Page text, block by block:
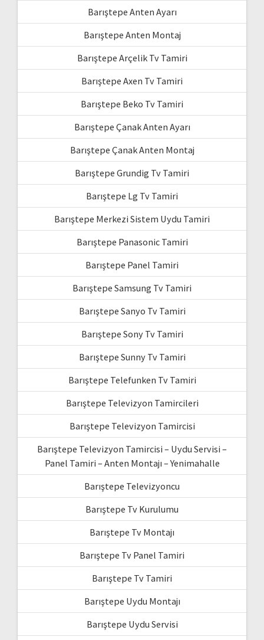
Barıştepe Anten Ayarı
Barıştepe Anten Montaj
Barıştepe Arçelik Tv Tamiri
Barıştepe Axen Tv Tamiri
Barıştepe Beko Tv Tamiri
Barıştepe Çanak Anten Ayarı
Barıştepe Çanak Anten Montaj
Barıştepe Grundig Tv Tamiri
Barıştepe Lg Tv Tamiri
Barıştepe Merkezi Sistem Uydu Tamiri
Barıştepe Panasonic Tamiri
Barıştepe Panel Tamiri
Barıştepe Samsung Tv Tamiri
Barıştepe Sanyo Tv Tamiri
Barıştepe Sony Tv Tamiri
Barıştepe Sunny Tv Tamiri
Barıştepe Telefunken Tv Tamiri
Barıştepe Televizyon Tamircileri
Barıştepe Televizyon Tamircisi
Barıştepe Televizyon Tamircisi – Uydu Servisi –
Panel Tamiri – Anten Montajı – Yenimahalle
Barıştepe Televizyoncu
Barıştepe Tv Kurulumu
Barıştepe Tv Montajı
Barıştepe Tv Panel Tamiri
Barıştepe Tv Tamiri
Barıştepe Uydu Montajı
Barıştepe Uydu Servisi